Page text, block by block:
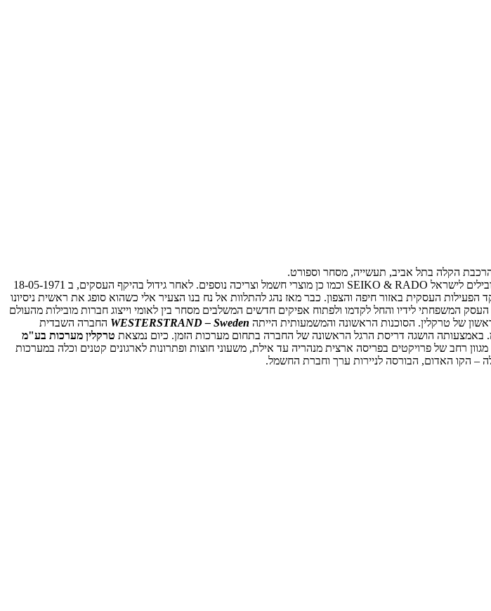
הקלה בתל אביב, תעשייה, מסחר וספורט.
מאז ועד היום בשנת 1971 ייסד נח רוזנבליט ז"ל כעסק ליבוא והפצת מותגי שעוני-יד מובילים לישראל SEIKO & RADO וכמו כן מוצרי חשמל וצריכה נוספים. לאחר גידול בהיקף העסקים, ב 18-05-1971
התחתית בחיפה את מוקד הפעילות העסקית באזור חיפה והצפון. כבר מאז נהג להתלוות אל נח בנו הצעיר אלי כשהוא סופג את ראשית ניסיונו
המשפחתי לידיו והחל לקדמו ולפתוח אפיקים חדשים המשלבים מסחר בין לאומי וייצוג חברות מובילות מהעולם
WESTERSTRAND – Sweden החברה השבדית
באמצעותה הושגה דריסת הרגל הראשונה של החברה בתחום מערכות הזמן. כיום נמצאת טרקלין מערכות בע"מ
רחב של פרויקטים בפריסה ארצית מנהריה עד אילת, משעוני חוצות ופתרונות לארגונים קטנים וכלה במערכות
– הקו האדום, הבורסה לניירות ערך וחברת החשמל.